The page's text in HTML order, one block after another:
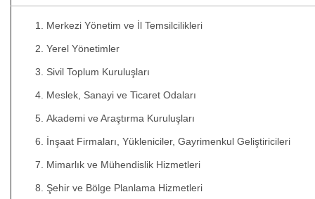
Merkezi Yönetim ve İl Temsilcilikleri
Yerel Yönetimler
Sivil Toplum Kuruluşları
Meslek, Sanayi ve Ticaret Odaları
Akademi ve Araştırma Kuruluşları
İnşaat Firmaları, Yükleniciler, Gayrimenkul Geliştiricileri
Mimarlık ve Mühendislik Hizmetleri
Şehir ve Bölge Planlama Hizmetleri